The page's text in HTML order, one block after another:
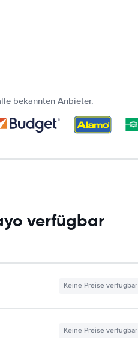
bekannten Anbieter.
verfügbar
Keine Preise verfügbar
Keine Preise verfügbar